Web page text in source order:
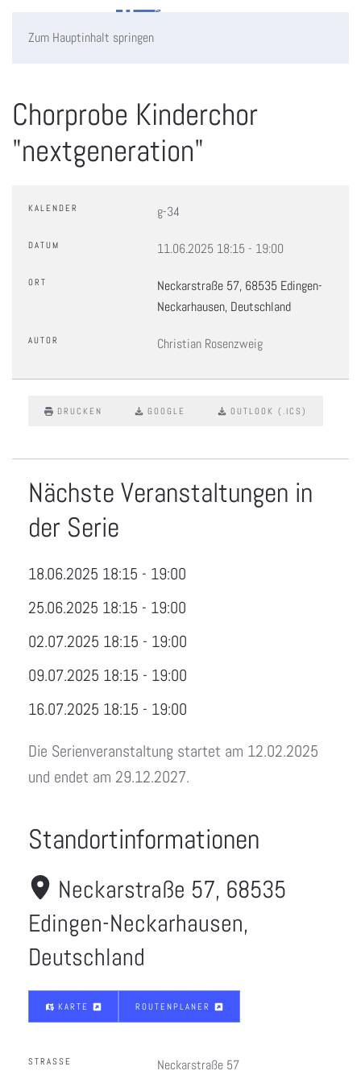
Zum Hauptinhalt springen
Chorprobe Kinderchor
"nextgeneration"
KALENDER g-34
DATUM 11.06.2025 18:15 - 19:00
ORT
Neckarstraße 57, 68535 Edingen-
Neckarhausen, Deutschland
AUTOR Christian Rosenzweig
DRUCKEN GOOGLE OUTLOOK (.ICS)
Nächste Veranstaltungen in
der Serie
18.06.2025 18:15 - 19:00
25.06.2025 18:15 - 19:00
02.07.2025 18:15 - 19:00
09.07.2025 18:15 - 19:00
16.07.2025 18:15 - 19:00
Die Serienveranstaltung startet am 12.02.2025
und endet am 29.12.2027.
Standortinformationen
Neckarstraße 57, 68535
Edingen-Neckarhausen,
Deutschland
KARTE ROUTENPLANER
STRASSE Neckarstraße 57